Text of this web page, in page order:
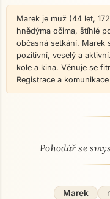
Marek je muž (44 let,
hnědýma očima, štíhlé
občasná setkání. Marek
pozitivní, veselý a
kole a kina. Věnuje se
Registrace a
Pohodář se
Marek